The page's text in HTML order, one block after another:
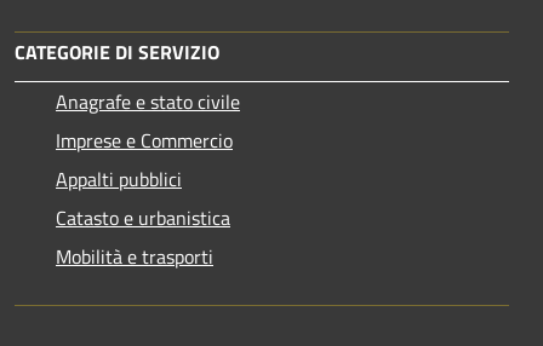
CATEGORIE DI SERVIZIO
Anagrafe e stato civile
Imprese e Commercio
Appalti pubblici
Catasto e urbanistica
Mobilità e trasporti